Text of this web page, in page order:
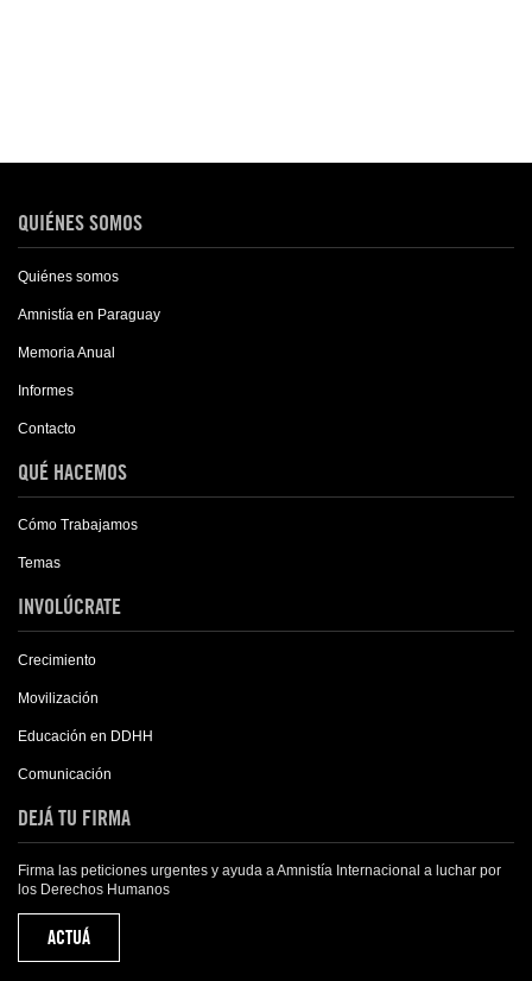
QUIÉNES SOMOS
Quiénes somos
Amnistía en Paraguay
Memoria Anual
Informes
Contacto
QUÉ HACEMOS
Cómo Trabajamos
Temas
INVOLÚCRATE
Crecimiento
Movilización
Educación en DDHH
Comunicación
DEJÁ TU FIRMA
Firma las peticiones urgentes y ayuda a Amnistía Internacional a luchar por
los Derechos Humanos
ACTUÁ